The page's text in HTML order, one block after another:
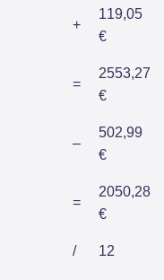
+
119,05
€
=
2553,27
€
–
502,99
€
=
2050,28
€
/ 12